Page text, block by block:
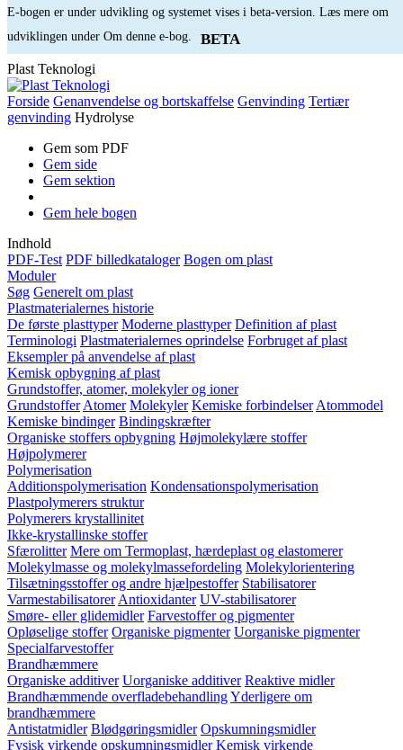
E-bogen er under udvikling og systemet vises i beta-version. Læs mere om
udviklingen under Om denne e-bog.
BETA
Plast Teknologi
Forside Genanvendelse og bortskaffelse Genvinding Tertiær
genvinding Hydrolyse
Gem som PDF
Gem side
Gem sektion
Gem hele bogen
Indhold
PDF-Test PDF billedkataloger Bogen om plast
Moduler
Søg Generelt om plast
Plastmaterialernes historie
De første plasttyper Moderne plasttyper Definition af plast
Terminologi Plastmaterialernes oprindelse Forbruget af plast
Eksempler på anvendelse af plast
Kemisk opbygning af plast
Grundstoffer, atomer, molekyler og ioner
Grundstoffer Atomer Molekyler Kemiske forbindelser Atommodel
Kemiske bindinger Bindingskræfter
Organiske stoffers opbygning Højmolekylære stoffer
Højpolymerer
Polymerisation
Additionspolymerisation Kondensationspolymerisation
Plastpolymerers struktur
Polymerers krystallinitet
Ikke-krystallinske stoffer
Sfærolitter Mere om Termoplast, hærdeplast og elastomerer
Molekylmasse og molekylmassefordeling Molekylorientering
Tilsætningsstoffer og andre hjælpestoffer Stabilisatorer
Varmestabilisatorer Antioxidanter UV-stabilisatorer
Smøre- eller glidemidler Farvestoffer og pigmenter
Opløselige stoffer Organiske pigmenter Uorganiske pigmenter
Specialfarvestoffer
Brandhæmmere
Organiske additiver Uorganiske additiver Reaktive midler
Brandhæmmende overfladebehandlingYderligere om
brandhæmmere
Antistatmidler Blødgøringsmidler Opskumningsmidler
Fysisk virkende opskumningsmidler Kemisk virkende